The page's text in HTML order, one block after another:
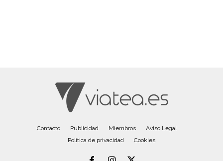
Contacto Publicidad Miembros
Aviso Legal
Política de privacidad
Cookies